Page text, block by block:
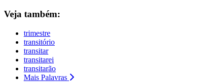
Veja também:
trimestre
transitório
transitar
transitarei
transitarão
Mais Palavras